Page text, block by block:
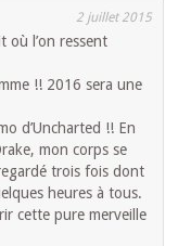
2 juillet 2015
où l’on ressent
!! 2016 sera une
d’Uncharted !! En
mon corps se
trois fois dont
heures à tous.
cette pure merveille